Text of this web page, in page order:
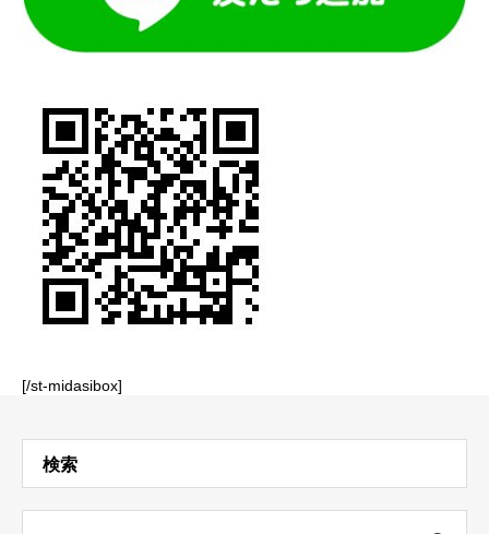
[/st-midasibox]
検索